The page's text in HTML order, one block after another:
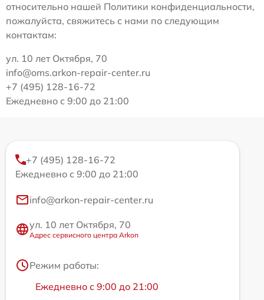
относительно нашей Политики конфиденциальности,
пожалуйста, свяжитесь с нами по следующим
контактам:
ул. 10 лет Октября, 70
info@oms.arkon-repair-center.ru
+7 (495) 128-16-72
Ежедневно с 9:00 до 21:00
+7 (495) 128-16-72
Ежедневно с 9:00 до 21:00
info@arkon-repair-center.ru
ул. 10 лет Октября, 70
Адрес сервисного центра Arkon
Режим работы:
Ежедневно с 9:00 до 21:00